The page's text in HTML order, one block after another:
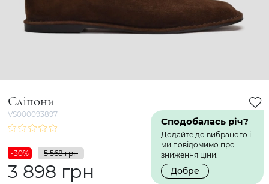
1 2 3 4 5
Сліпони
VS000093897
Сподобалась річ?
Додайте до вибраного і
ми повідомимо про
зниження ціни.
Добре
-30% 5 568 грн
3 898 грн